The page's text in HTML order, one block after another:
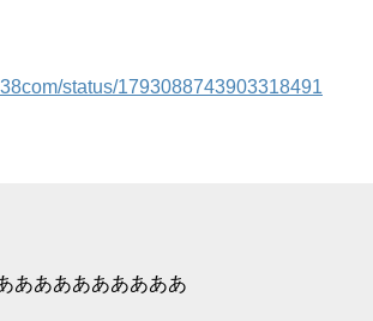
status/1793088743903318491
あああああああああ